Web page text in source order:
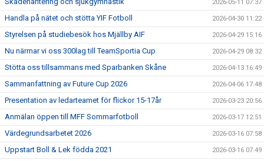
2026-05-11 07:37
Handla på nätet och stötta YIF Fotboll 2026-04-30 11:22
Styrelsen på studiebesök hos Mjällby AIF 2026-04-29 15:16
Nu närmar vi oss 300lag till TeamSportia Cup 2026-04-29 08:32
Stötta oss tillsammans med Sparbanken Skåne 2026-04-13 16:49
Sammanfattning av Future Cup 2026 2026-04-06 17:48
Presentation av ledarteamet för flickor 15-17år 2026-03-23 20:56
Anmälan öppen till MFF Sommarfotboll 2026-03-17 12:51
Värdegrundsarbetet 2026 2026-03-16 07:58
Uppstart Boll & Lek födda 2021 2026-03-16 07:49